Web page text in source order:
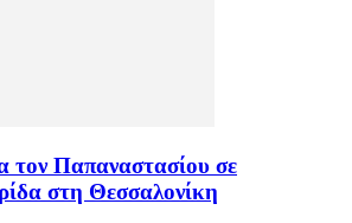
τον Παπαναστασίου σε
στη Θεσσαλονίκη